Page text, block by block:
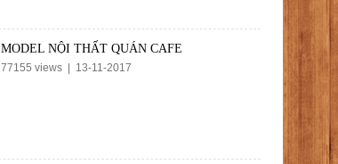
MODEL NỘI THẤT QUÁN CAFE
77155 views | 13-11-2017